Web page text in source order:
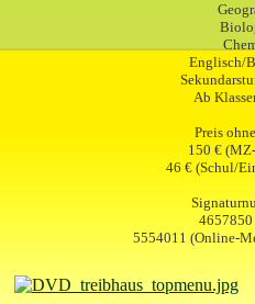
Englisch/
Ab
Preis
150 €
46 € (Schul/
5554011 (Online-